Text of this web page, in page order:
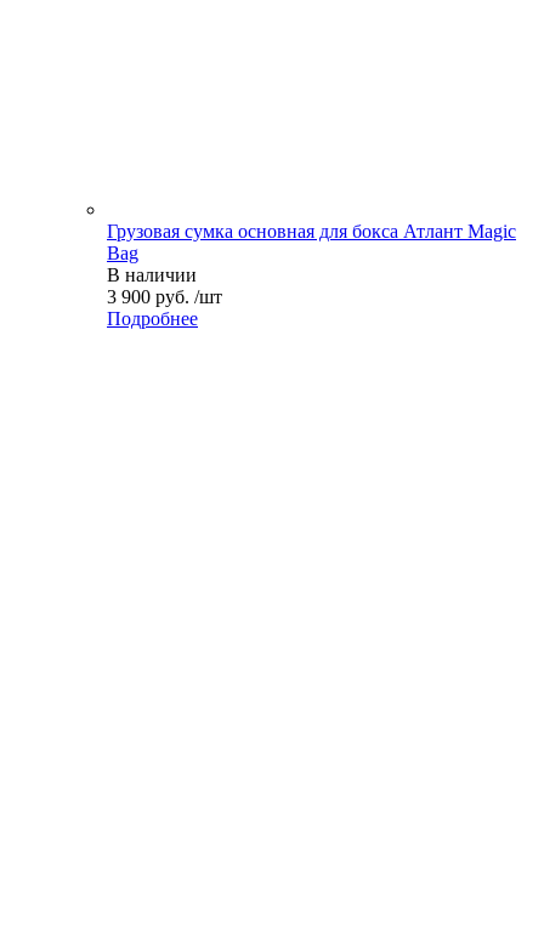
Грузовая сумка основная для бокса Атлант Magic
Bag
В наличии
3 900 руб. /шт
Подробнее